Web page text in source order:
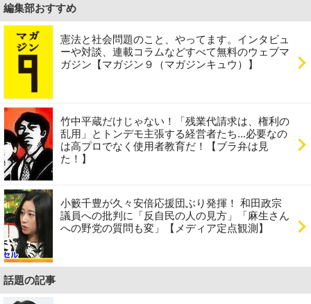
編集部おすすめ
憲法と社会問題のこと、やってます。インタビュ
ーや対談、連載コラムなどすべて無料のウェブマ
ガジン【マガジン９（マガジンキュウ）】
竹中平蔵だけじゃない！「残業代請求は、権利の
乱用」とトンデモ主張する経営者たち...必要なの
は高プロでなく使用者教育だ！【ブラ弁は見
た！】
小籔千豊が久々安倍応援団ぶり発揮！ 和田政宗
議員への批判に「反自民の人の見方」「麻生さん
への野党の質問も変」【メディア定点観測】
話題の記事